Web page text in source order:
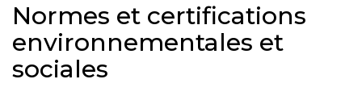
Normes et certifications
environnementales et
sociales